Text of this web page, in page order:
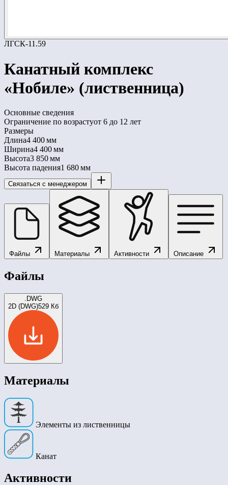
ЛГСК-11.59
Канатный комплекс
«Нобиле» (лиственница)
Основные сведения
Ограничение по возрастуот 6 до 12 лет
Размеры
Длина4 400 мм
Ширина4 400 мм
Высота3 850 мм
Высота падения1 680 мм
Связаться с менеджером
Файлы Материалы Активности Описание
Файлы
.DWG
2D (DWG)529 Кб
Материалы
Элементы из лиственницы
Канат
Активности